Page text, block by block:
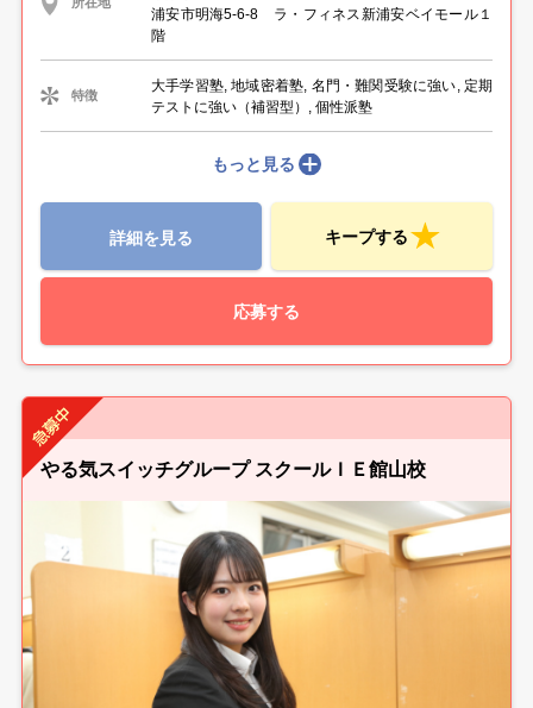
所在地
浦安市明海5-6-8 ラ・フィネス新浦安ベイモール１
階
特徴
大手学習塾, 地域密着塾, 名門・難関受験に強い, 定期
テストに強い（補習型）, 個性派塾
もっと見る
詳細を見る キープする
応募する
やる気スイッチグループ スクールＩＥ館山校